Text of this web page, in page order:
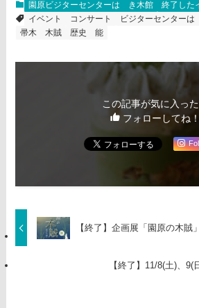
園原ビジターセンターはゝき木館
終了した
イベント
コンサート ビジターセンターは
帚木
木賊 歴史 能
この記事が気に入っ
フォローしてね！
【終了】企画展「園原の木賊」
【終了】11/8(土)、9(